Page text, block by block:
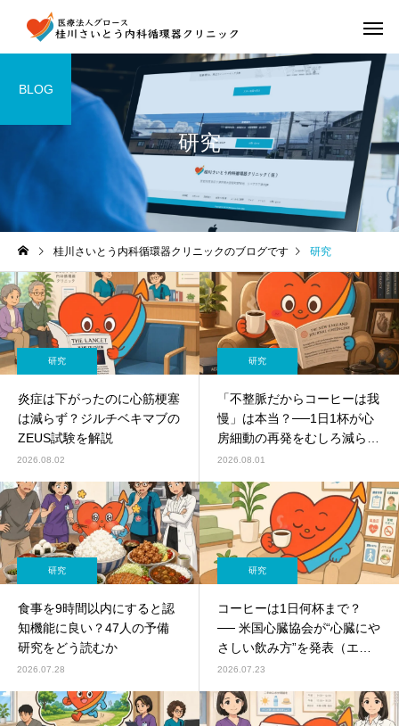
研究
BLOG
桂川さいとう内科循環器クリニックのブログです 研究
研究
炎症は下がったのに心筋梗塞
は減らず？ジルチベキマブの
ZEUS試験を解説
2026.08.02
研究
「不整脈だからコーヒーは我
慢」は本当？──1日1杯が心
房細動の再発をむしろ減らし
た、2025年の最新試験
2026.08.01
研究
食事を9時間以内にすると認
知機能に良い？47人の予備
研究をどう読むか
2026.07.28
研究
コーヒーは1日何杯まで？
── 米国心臓協会が“心臓にや
さしい飲み方”を発表（エナ
ジードリンクは要注意）
2026.07.23